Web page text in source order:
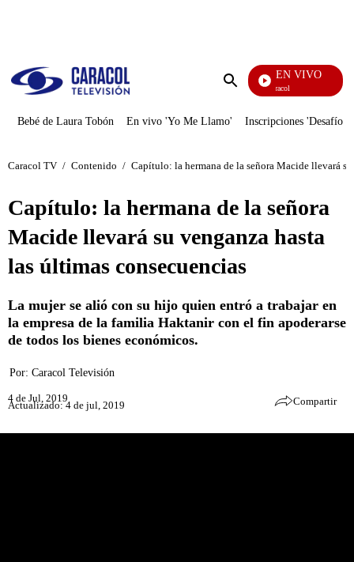
Enviar
EN VIVO
Noticias Caracol
Bebé de Laura Tobón En vivo 'Yo Me Llamo' Inscripciones 'Desafío'
Caracol TV / Contenido / Capítulo: la hermana de la señora Macide llevará
Capítulo: la hermana de la señora
Macide llevará su venganza hasta
las últimas consecuencias
La mujer se alió con su hijo quien entró a trabajar en
la empresa de la familia Haktanir con el fin apoderarse
de todos los bienes económicos.
Por: Caracol Televisión
4 de Jul, 2019
Actualizado: 4 de jul, 2019 Compartir